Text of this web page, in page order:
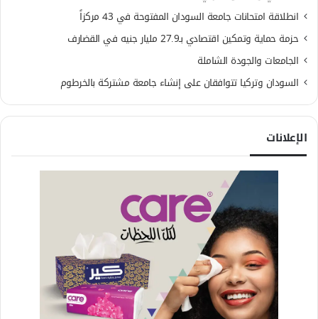
انطلاقة امتحانات جامعة السودان المفتوحة في 43 مركزاً
حزمة حماية وتمكين اقتصادي بـ27.9 مليار جنيه في القضارف
الجامعات والجودة الشاملة
السودان وتركيا تتوافقان على إنشاء جامعة مشتركة بالخرطوم
الإعلانات